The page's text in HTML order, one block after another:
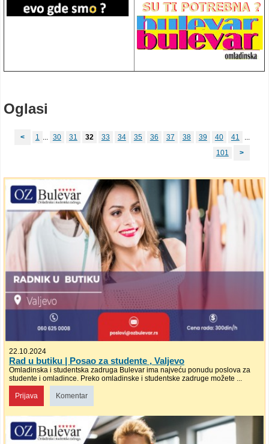
Oglasi
< 1 ... 30 31 32 33 34 35 36 37 38 39 40 41
...
101
>
22.10.2024
Rad u butiku | Posao za studente , Valjevo
Omladinska i studentska zadruga Bulevar ima najveću ponudu poslova za
studente i omladince. Preko omladinske i studentske zadruge možete ...
Prijava Komentar